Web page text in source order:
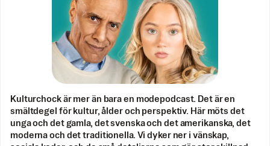
Kulturchock är mer än bara en modepodcast. Det är en
smältdegel för kultur, ålder och perspektiv. Här möts det
unga och det gamla, det svenska och det amerikanska, det
moderna och det traditionella. Vi dyker ner i vänskap,